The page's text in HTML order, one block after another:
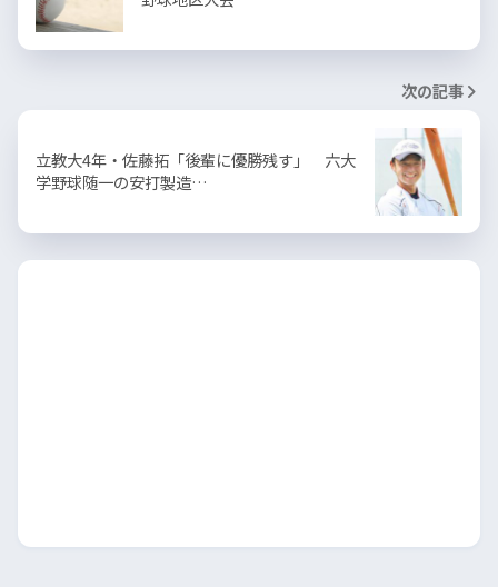
次の記事
立教大4年・佐藤拓「後輩に優勝残す」 六大
学野球随一の安打製造…